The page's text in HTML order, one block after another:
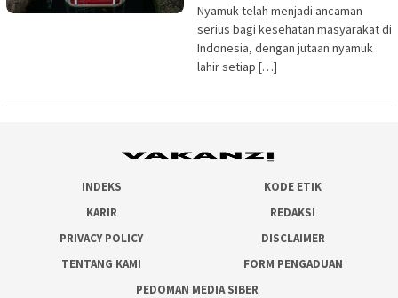
Nyamuk telah menjadi ancaman
serius bagi kesehatan masyarakat di
Indonesia, dengan jutaan nyamuk
lahir setiap […]
INDEKS
KODE ETIK
KARIR
REDAKSI
PRIVACY POLICY
DISCLAIMER
TENTANG KAMI
FORM PENGADUAN
PEDOMAN MEDIA SIBER